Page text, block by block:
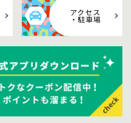
アクセス
・駐車場